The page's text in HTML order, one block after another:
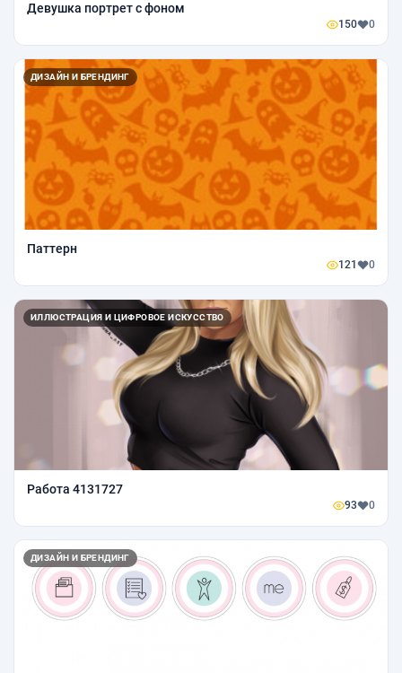
Девушка портрет с фоном
150 0
ДИЗАЙН И БРЕНДИНГ
Паттерн
121 0
ИЛЛЮСТРАЦИЯ И ЦИФРОВОЕ ИСКУССТВО
Работа 4131727
93 0
ДИЗАЙН И БРЕНДИНГ